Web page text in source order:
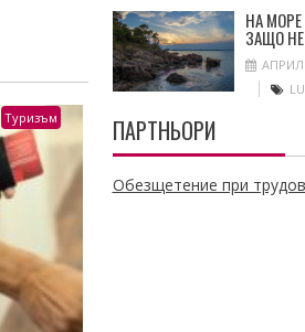
Туризъм
НА
ЗАЩО
АПРИЛ
ПАРТНЬОРИ
Обезщетение при